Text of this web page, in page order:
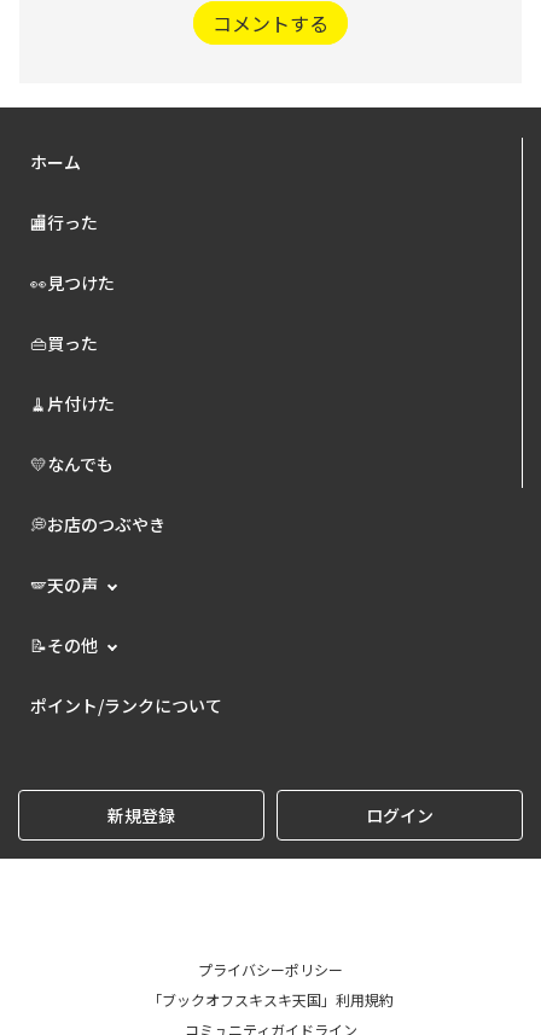
コメントする
ホーム
🏬行った
👀見つけた
👜買った
🧹片付けた
💛なんでも
💭お店のつぶやき
🪽天の声
📝その他
ポイント/ランクについて
新規登録 ログイン
プライバシーポリシー
「ブックオフスキスキ天国」利用規約
コミュニティガイドライン